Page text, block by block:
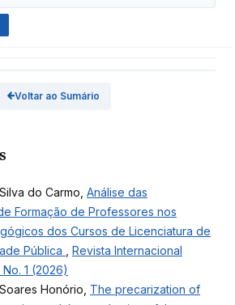
Voltar ao Sumário
do Carmo, Análise das
Formação de Professores nos
dos Cursos de Licenciatura de
Pública
Revista Internacional
1 (2026)
Honório, The precarization of